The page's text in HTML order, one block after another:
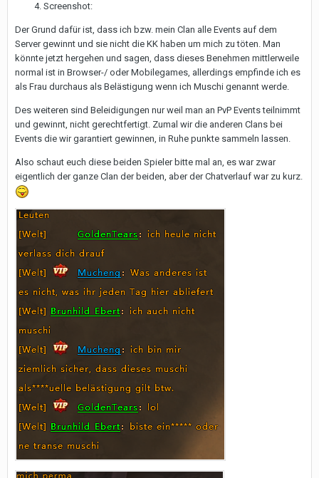
Screenshot:
Der Grund dafür ist, dass ich bzw. mein Clan alle Events auf dem
Server gewinnt und sie nicht die KK haben um mich zu töten. Man
könnte jetzt hergehen und sagen, dass dieses Benehmen mittlerweile
normal ist in Browser-/ oder Mobilegames, allerdings empfinde ich es
als Frau durchaus als Belästigung wenn ich Muschi genannt werde.
Des weiteren sind Beleidigungen nur weil man an PvP Events teilnimmt
und gewinnt, nicht gerechtfertigt. Zumal wir die anderen Clans bei
Events die wir garantiert gewinnen, in Ruhe punkte sammeln lassen.
Also schaut euch diese beiden Spieler bitte mal an, es war zwar
eigentlich der ganze Clan der beiden, aber der Chatverlauf war zu kurz.